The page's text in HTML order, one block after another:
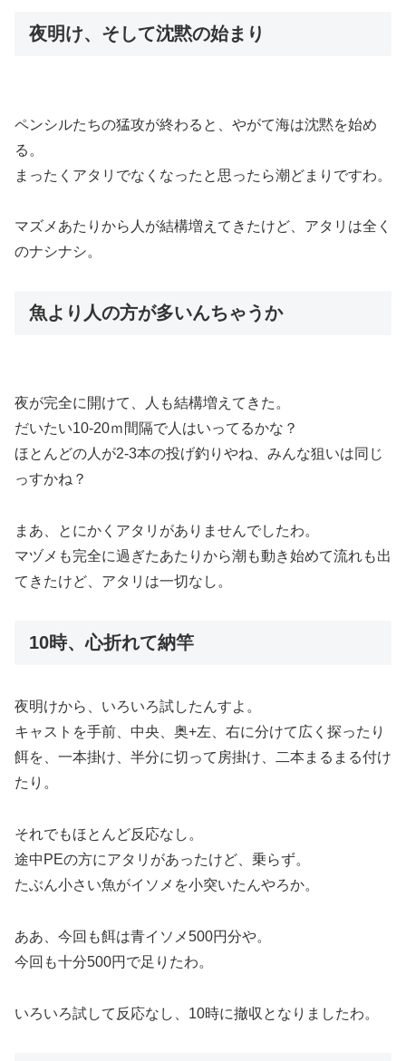
夜明け、そして沈黙の始まり
ペンシルたちの猛攻が終わると、やがて海は沈黙を始め
る。
まったくアタリでなくなったと思ったら潮どまりですわ。
マズメあたりから人が結構増えてきたけど、アタリは全く
のナシナシ。
魚より人の方が多いんちゃうか
夜が完全に開けて、人も結構増えてきた。
だいたい10-20ｍ間隔で人はいってるかな？
ほとんどの人が2-3本の投げ釣りやね、みんな狙いは同じ
っすかね？
まあ、とにかくアタリがありませんでしたわ。
マヅメも完全に過ぎたあたりから潮も動き始めて流れも出
てきたけど、アタリは一切なし。
10時、心折れて納竿
夜明けから、いろいろ試したんすよ。
キャストを手前、中央、奥+左、右に分けて広く探ったり
餌を、一本掛け、半分に切って房掛け、二本まるまる付け
たり。
それでもほとんど反応なし。
途中PEの方にアタリがあったけど、乗らず。
たぶん小さい魚がイソメを小突いたんやろか。
ああ、今回も餌は青イソメ500円分や。
今回も十分500円で足りたわ。
いろいろ試して反応なし、10時に撤収となりましたわ。